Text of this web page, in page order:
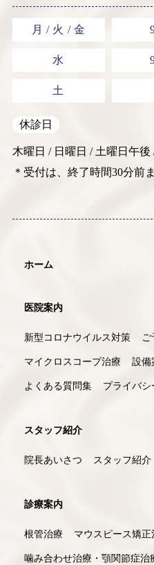
月 / 火 / 金
水
土
休診日
木曜日 / 日曜日 / 土曜日午後
＊受付は、終了時間30分前
ホーム
医院案内
新型コロナウイルス対策 ご
マイクロスコープ治療 設備
よくある質問集 プライバシ
スタッフ紹介
院長あいさつ スタッフ紹介
診療案内
根管治療 マウスピース矯正
噛み合わせ治療・顎関節症治